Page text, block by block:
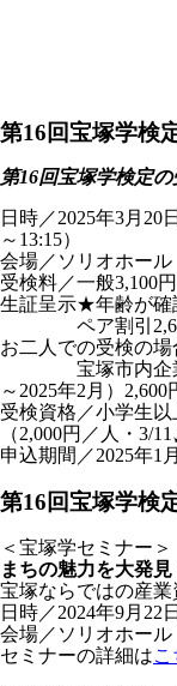
第16回宝塚学検
第16回宝塚学検定の
日時／2025年3月20
～13:15）
会場／ソリオホー
受検料／一般3,100
生証呈示★年齢が確
ペア割引2,600
お二人での受検の場
宝塚市内企業採
～2025年2月）2,600
受検資格／小学生
（2,000円／人・3/11
申込期間／2025年1
第16回宝塚学検
＜宝塚学セミナー
まちの魅力を大発見
宝塚ならではの産業
日時／2024年9月22
会場／ソリオホール
セミナーの詳細はこ